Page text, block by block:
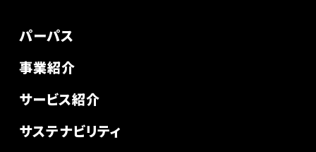
パーパス
事業紹介
サービス紹介
サステナビリティ